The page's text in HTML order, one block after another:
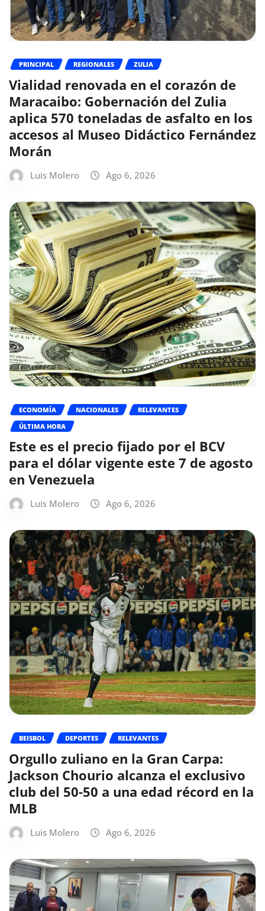
PRINCIPAL REGIONALES ZULIA
Vialidad renovada en el corazón de
Maracaibo: Gobernación del Zulia
aplica 570 toneladas de asfalto en los
accesos al Museo Didáctico Fernández
Morán
Luis Molero Ago 6, 2026
ECONOMÍA NACIONALES
RELEVANTES
ÚLTIMA HORA
Este es el precio fijado por el BCV
para el dólar vigente este 7 de agosto
en Venezuela
Luis Molero Ago 6, 2026
BEISBOL DEPORTES RELEVANTES
Orgullo zuliano en la Gran Carpa:
Jackson Chourio alcanza el exclusivo
club del 50-50 a una edad récord en la
MLB
Luis Molero Ago 6, 2026